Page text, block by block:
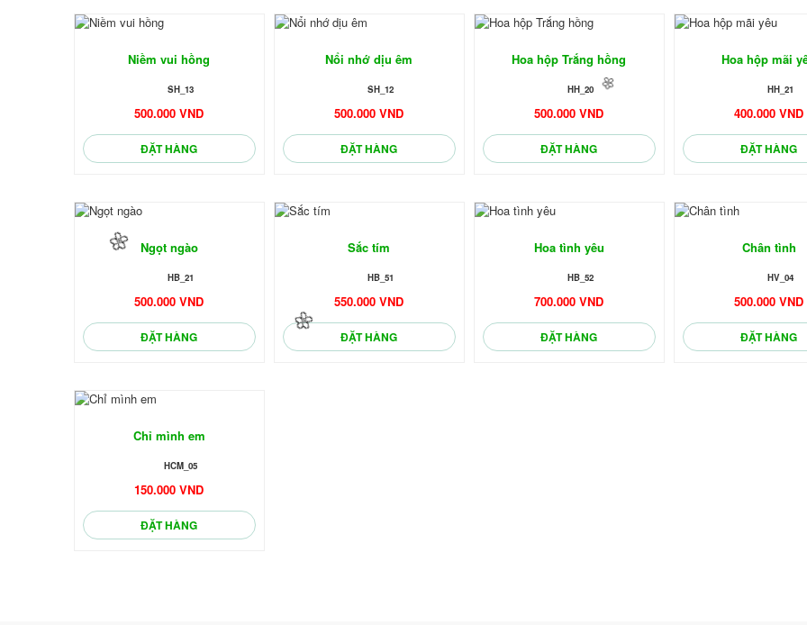
Niềm vui hồng
SH_13
500.000 VND
ĐẶT HÀNG
Nổi nhớ dịu êm
SH_12
500.000 VND
ĐẶT HÀNG
Hoa hộp Trắng hồng
HH_20
500.000 VND
ĐẶT HÀNG
Hoa hộp mãi
HH_21
400.000 VND
ĐẶT HÀNG
Ngọt ngào
HB_21
500.000 VND
ĐẶT HÀNG
Sắc tím
HB_51
550.000 VND
ĐẶT HÀNG
Hoa tình yêu
HB_52
700.000 VND
ĐẶT HÀNG
Chân tình
HV_04
500.000 VND
ĐẶT HÀNG
Chỉ mình em
HCM_05
150.000 VND
ĐẶT HÀNG